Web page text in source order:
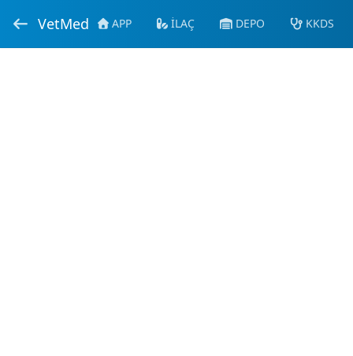
VetMed APP İLAÇ DEPO KKDS